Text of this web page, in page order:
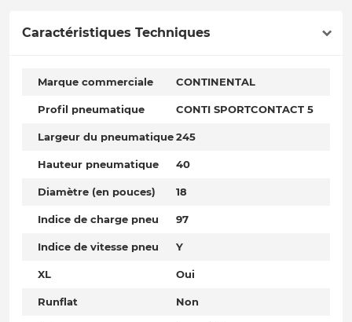
Caractéristiques Techniques
Marque commerciale CONTINENTAL
Profil pneumatique CONTI SPORTCONTACT 5
Largeur du pneumatique245
Hauteur pneumatique 40
Diamètre (en pouces) 18
Indice de charge pneu 97
Indice de vitesse pneu Y
XL Oui
Runflat Non